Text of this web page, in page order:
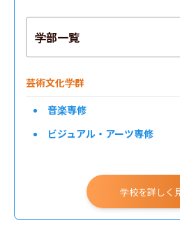
学部一覧
芸術文化学群
音楽専修
ビジュアル・アーツ専修
学校を詳しく